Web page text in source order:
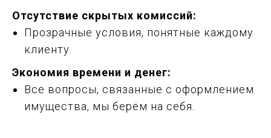
Отсутствие скрытых комиссий:
Прозрачные условия, понятные каждому
клиенту.
Экономия времени и денег:
Все вопросы, связанные с оформлением
имущества, мы берём на себя.